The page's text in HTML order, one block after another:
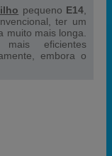
pequeno E14
ter um
muito mais longa.
eficientes
embora o